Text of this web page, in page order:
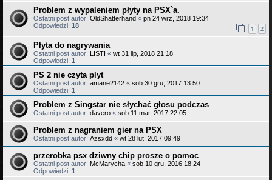
Problem z wypaleniem płyty na PSX`a.
Ostatni post autor: OldShatterhand « pn 24 wrz, 2018 19:34
Odpowiedzi: 18 1 2
Płyta do nagrywania
Ostatni post autor: LISTI « wt 31 lip, 2018 21:18
Odpowiedzi: 1
PS 2 nie czyta plyt
Ostatni post autor: amane2142 « sob 30 gru, 2017 13:50
Odpowiedzi: 1
Problem z Singstar nie słychać głosu podczas
Ostatni post autor: davero « sob 11 mar, 2017 22:05
Problem z nagraniem gier na PSX
Ostatni post autor: Azsxdd « wt 28 lut, 2017 09:49
przerobka psx dziwny chip prosze o pomoc
Ostatni post autor: McMarycha « sob 10 gru, 2016 18:24
Odpowiedzi: 1